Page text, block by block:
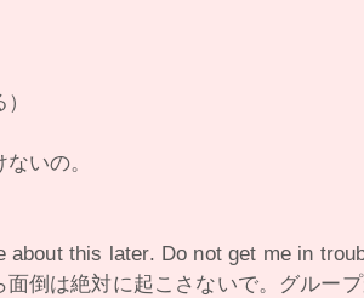
いの。
about this later. Do not get me in
倒は絶対に起こさないで。グループ